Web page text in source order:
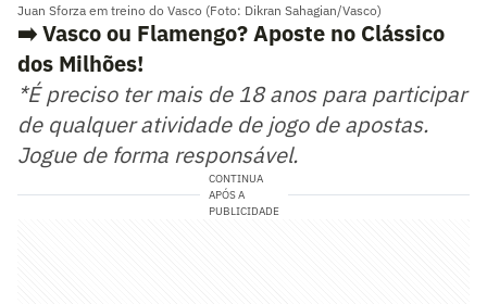
Juan Sforza em treino do Vasco (Foto: Dikran Sahagian/Vasco)
➡️ Vasco ou Flamengo? Aposte no Clássico
dos Milhões!
*É preciso ter mais de 18 anos para participar
de qualquer atividade de jogo de apostas.
Jogue de forma responsável.
CONTINUA
APÓS A
PUBLICIDADE